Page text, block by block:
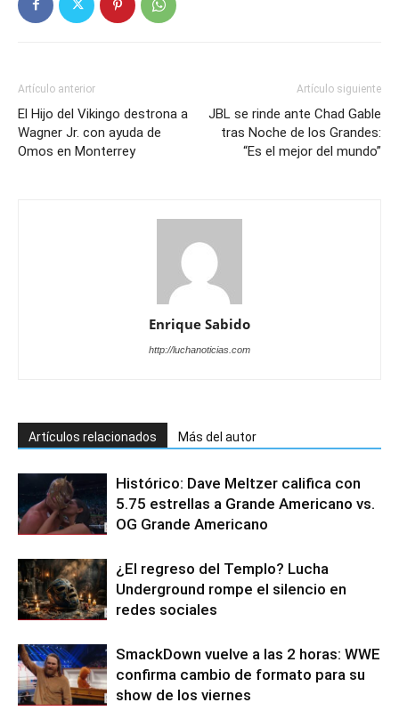
Artículo anterior
El Hijo del Vikingo destrona a
Wagner Jr. con ayuda de
Omos en Monterrey
Artículo siguiente
JBL se rinde ante Chad Gable
tras Noche de los Grandes:
“Es el mejor del mundo”
Enrique Sabido
http://luchanoticias.com
Artículos relacionados Más del autor
Histórico: Dave Meltzer califica con
5.75 estrellas a Grande Americano vs.
OG Grande Americano
¿El regreso del Templo? Lucha
Underground rompe el silencio en
redes sociales
SmackDown vuelve a las 2 horas: WWE
confirma cambio de formato para su
show de los viernes